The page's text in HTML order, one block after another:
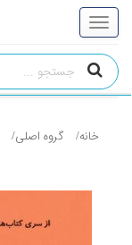
خانه گروه اصلی